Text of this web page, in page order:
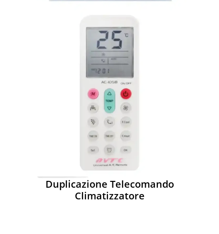
Duplicazione Telecomando
Climatizzatore